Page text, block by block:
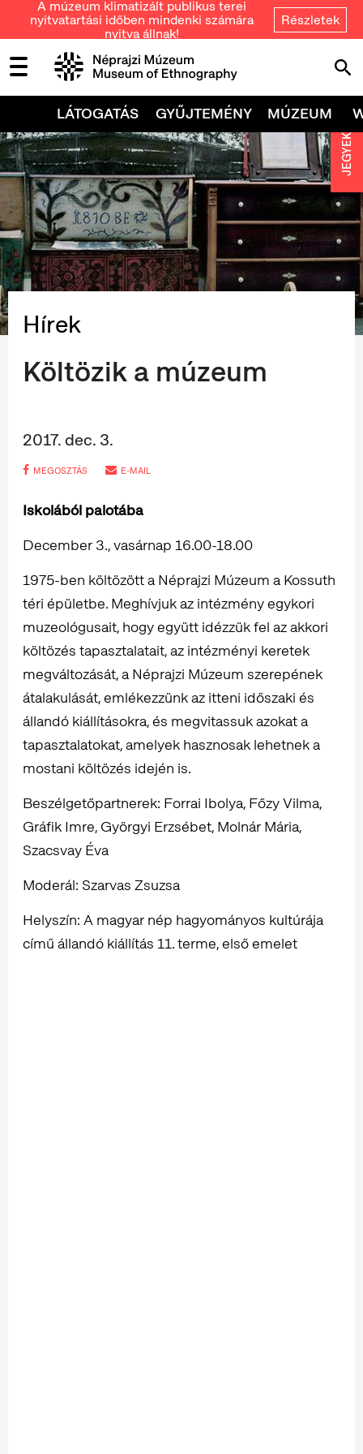
A múzeum klimatizált publikus terei
nyitvatartási időben mindenki számára
nyitva állnak!
Részletek
LÁTOGATÁS GYŰJTEMÉNY MÚZEUM
Hírek
Költözik a múzeum
2017. dec. 3.
MEGOSZTÁS E-MAIL
Iskolából palotába
December 3., vasárnap 16.00-18.00
1975-ben költözött a Néprajzi Múzeum a Kossuth
téri épületbe. Meghívjuk az intézmény egykori
muzeológusait, hogy együtt idézzük fel az akkori
költözés tapasztalatait, az intézményi keretek
megváltozását, a Néprajzi Múzeum szerepének
átalakulását, emlékezzünk az itteni időszaki és
állandó kiállításokra, és megvitassuk azokat a
tapasztalatokat, amelyek hasznosak lehetnek a
mostani költözés idején is.
Beszélgetőpartnerek: Forrai Ibolya, Főzy Vilma,
Gráfik Imre, Györgyi Erzsébet, Molnár Mária,
Szacsvay Éva
Moderál: Szarvas Zsuzsa
Helyszín: A magyar nép hagyományos kultúrája
című állandó kiállítás 11. terme, első emelet
JEGYEK